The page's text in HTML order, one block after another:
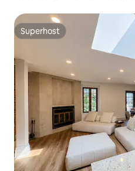
Superhost
Superhost